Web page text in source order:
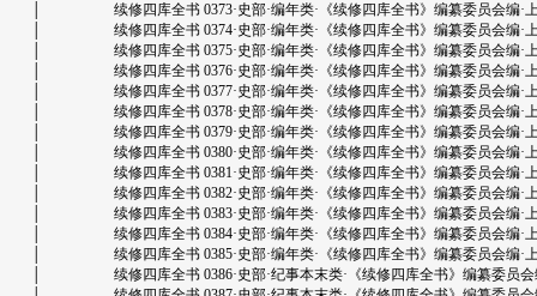
│ 续修四库全书 0373·史部·编年类·《续修四库全书》编纂委员会编·上
│ 续修四库全书 0374·史部·编年类·《续修四库全书》编纂委员会编·上
│ 续修四库全书 0375·史部·编年类·《续修四库全书》编纂委员会编·上
│ 续修四库全书 0376·史部·编年类·《续修四库全书》编纂委员会编·上
│ 续修四库全书 0377·史部·编年类·《续修四库全书》编纂委员会编·上
│ 续修四库全书 0378·史部·编年类·《续修四库全书》编纂委员会编·上
│ 续修四库全书 0379·史部·编年类·《续修四库全书》编纂委员会编·上
│ 续修四库全书 0380·史部·编年类·《续修四库全书》编纂委员会编·上
│ 续修四库全书 0381·史部·编年类·《续修四库全书》编纂委员会编·上
│ 续修四库全书 0382·史部·编年类·《续修四库全书》编纂委员会编·上
│ 续修四库全书 0383·史部·编年类·《续修四库全书》编纂委员会编·上
│ 续修四库全书 0384·史部·编年类·《续修四库全书》编纂委员会编·上
│ 续修四库全书 0385·史部·编年类·《续修四库全书》编纂委员会编·上
│ 续修四库全书 0386·史部·纪事本末类·《续修四库全书》编纂委员会编